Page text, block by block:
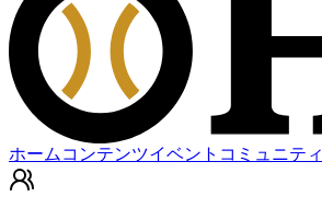
ホーム コンテンツイベント コミュニティ